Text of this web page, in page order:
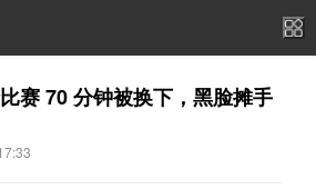
赛 70 分钟被换下，黑脸摊手